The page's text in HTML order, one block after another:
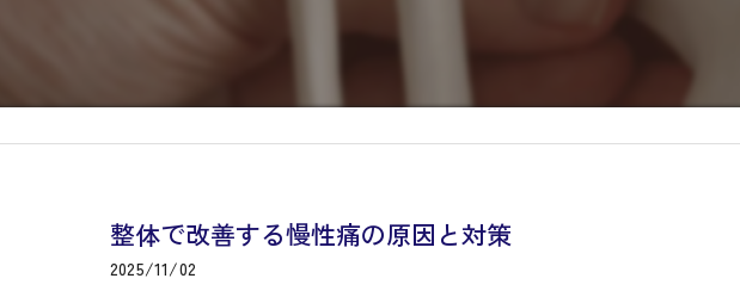
整体で改善する慢性痛の原因と対策
2025/11/02